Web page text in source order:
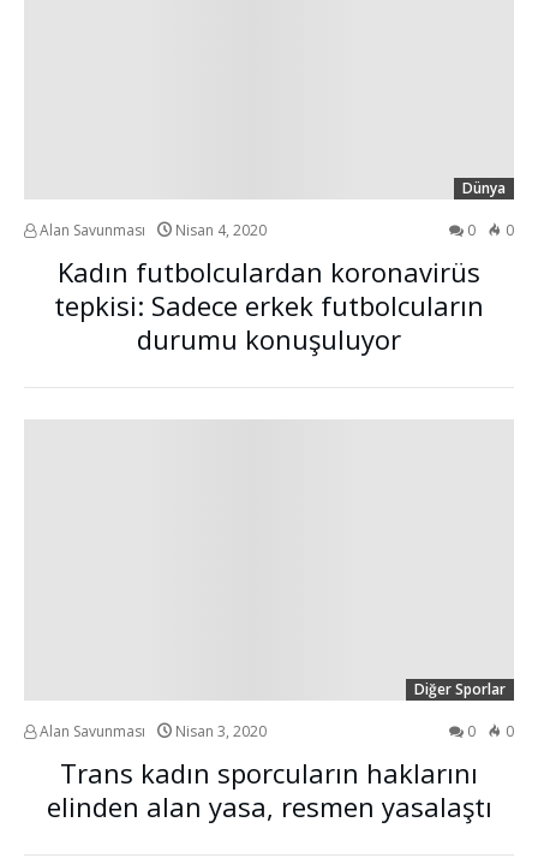
Dünya
Alan Savunması Nisan 4, 2020 0 0
Kadın futbolculardan koronavirüs
tepkisi: Sadece erkek futbolcuların
durumu konuşuluyor
Diğer Sporlar
Alan Savunması Nisan 3, 2020 0 0
Trans kadın sporcuların haklarını
elinden alan yasa, resmen yasalaştı